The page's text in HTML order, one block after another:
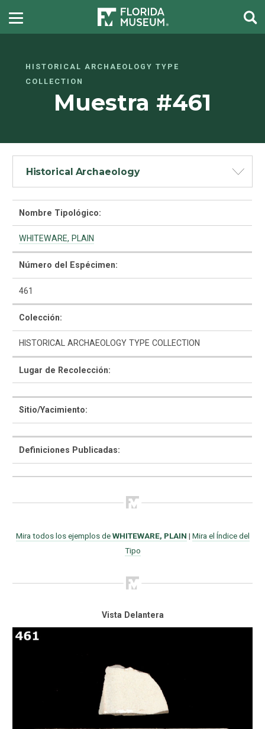
HISTORICAL ARCHAEOLOGY TYPE
COLLECTION
Muestra #461
Historical Archaeology
Como Utilizar
Lista Tipológica
Navegar y Buscar
Glosario
Nombre Tipológico:
WHITEWARE, PLAIN
Número del Espécimen:
461
Colección:
HISTORICAL ARCHAEOLOGY TYPE COLLECTION
Lugar de Recolección:
Sitio/Yacimiento:
Definiciones Publicadas:
Mira todos los ejemplos deWHITEWARE, PLAIN | Mira el Índice del
Tipo
Vista Delantera